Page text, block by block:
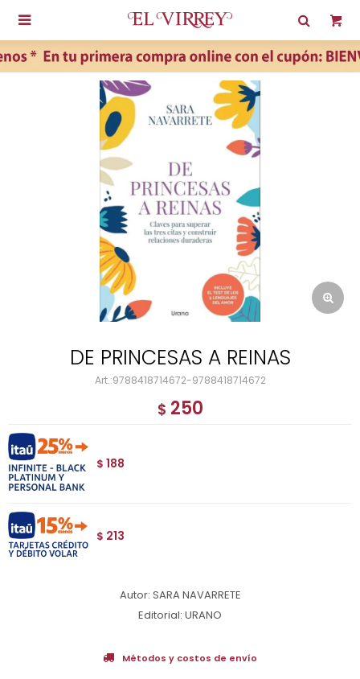

DE PRINCESAS A REINAS
9788418714672-9788418714672
$ 250
$ 188
$ 213
Autor: SARA NAVARRETE
Editorial: URANO
Métodos y costos de envío